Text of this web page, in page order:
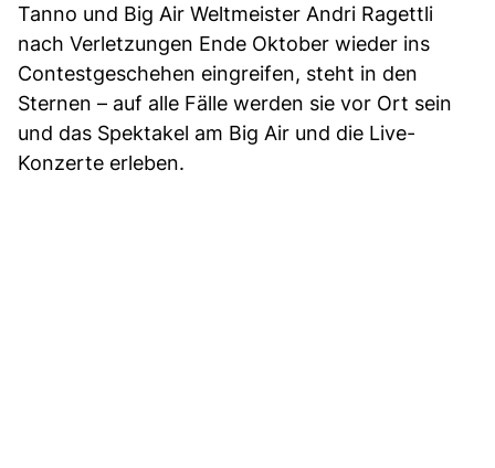
Tanno und Big Air Weltmeister Andri Ragettli
nach Verletzungen Ende Oktober wieder ins
Contestgeschehen eingreifen, steht in den
Sternen – auf alle Fälle werden sie vor Ort sein
und das Spektakel am Big Air und die Live-
Konzerte erleben.